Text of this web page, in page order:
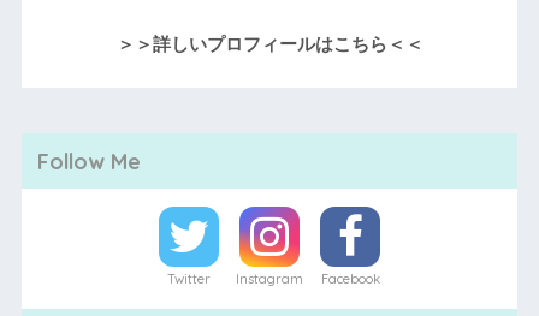
＞＞詳しいプロフィールはこちら＜＜
Follow Me
Twitter Instagram Facebook